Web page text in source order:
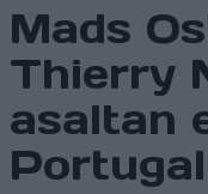
Mads
Thierry
asaltan
Portugal